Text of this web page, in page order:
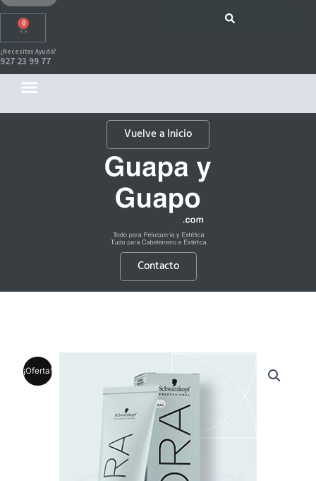
0
Carrito
¿Necesitas Ayuda?
927 23 99 77
Vuelve a Inicio
Contacto
¡Oferta!